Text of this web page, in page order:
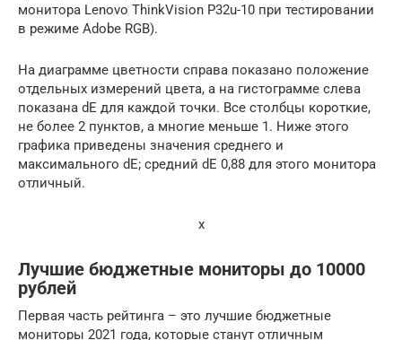
монитора Lenovo ThinkVision P32u-10 при тестировании
в режиме Adobe RGB).
На диаграмме цветности справа показано положение
отдельных измерений цвета, а на гистограмме слева
показана dE для каждой точки. Все столбцы короткие,
не более 2 пунктов, а многие меньше 1. Ниже этого
графика приведены значения среднего и
максимального dE; средний dE 0,88 для этого монитора
отличный.
x
Лучшие бюджетные мониторы до 10000
рублей
Первая часть рейтинга – это лучшие бюджетные
мониторы 2021 года, которые станут отличным